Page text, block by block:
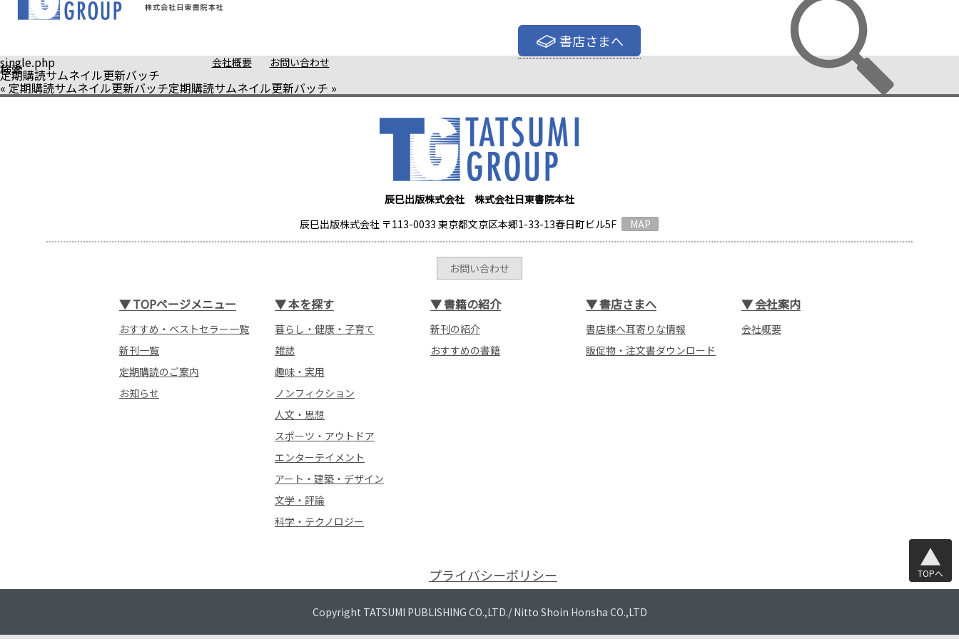
書店さまへ
会社概要 お問い合わせ
検索
single.php
定期購読サムネイル更新バッチ
« 定期購読サムネイル更新バッチ定期購読サムネイル更新バッチ »
辰巳出版株式会社 株式会社日東書院本社
辰巳出版株式会社 〒113-0033 東京都文京区本郷1-33-13春日町ビル5F
MAP
お問い合わせ
▼TOPページメニュー
おすすめ・ベストセラー一覧
新刊一覧
定期購読のご案内
お知らせ
▼本を探す
暮らし・健康・子育て
雑誌
趣味・実用
ノンフィクション
人文・思想
スポーツ・アウトドア
エンターテイメント
アート・建築・デザイン
文学・評論
科学・テクノロジー
▼書籍の紹介
新刊の紹介
おすすめの書籍
▼書店さまへ
書店様へ耳寄りな情報
販促物・注文書ダウンロード
▼会社案内
会社概要
プライバシーポリシー TOPへ
Copyright TATSUMI PUBLISHING CO.,LTD./ Nitto Shoin Honsha CO.,LTD